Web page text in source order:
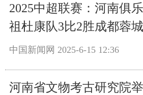
2025中超联赛：河南俱
祖杜康队3比2胜成都蓉
中国新闻网 2025-6-15 12:36
河南省文物考古研究院